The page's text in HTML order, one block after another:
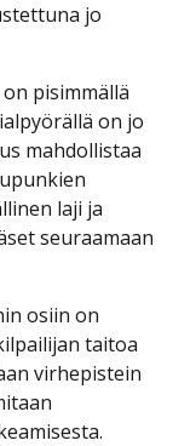
jo
pisimmällä
on jo
mahdollistaa
laji ja
seuraamaan
osiin on
taitoa
virhepistein